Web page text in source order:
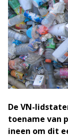
De VN-
toename van
ineen om dit